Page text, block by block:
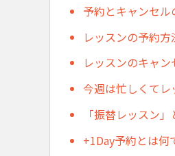
予約とキャンセ
レッスンの予約
レッスンのキャ
今週は忙しくてレ
「振替レッスン
+1Day予約とは何